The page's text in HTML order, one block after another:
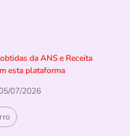
da ANS e Receita
esta plataforma
07/2026